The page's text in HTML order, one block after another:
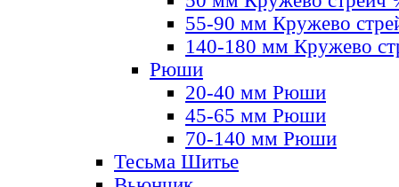
55-90 мм Кружево
140-180 мм Кружево
Рюши
20-40 мм Рюши
45-65 мм Рюши
70-140 мм Рюши
Тесьма Шитье